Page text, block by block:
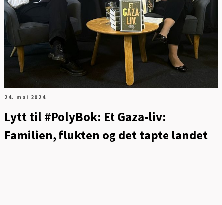
24. mai 2024
Lytt til #PolyBok: Et Gaza-liv:
Familien, flukten og det tapte landet